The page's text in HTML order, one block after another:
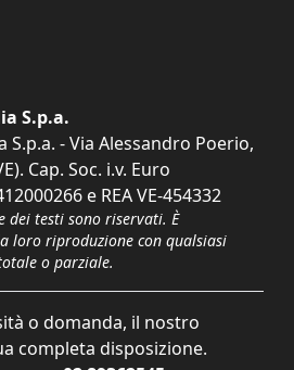
S.p.a.
- Via Alessandro Poerio,
Cap. Soc. i.v. Euro
e REA VE-454332
testi sono riservati. È
loro riproduzione con qualsiasi
o parziale.
o domanda, il nostro
completa disposizione.